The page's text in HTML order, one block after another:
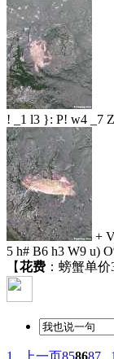
! _1 l3 }: P! w4 _7
+
5 h# B6 h3 W9 u)
【花费 ：螃蟹单价